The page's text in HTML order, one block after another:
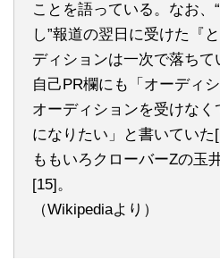
ことを語っている。なお、
し”報道の翌日に受けた『
ディションは一次で落ちて
自己PR欄にも「オーディ
オーディションを受けなく
になりたい」と書いていた
ももいろクローバーZの玉
[15]。
（Wikipediaより）